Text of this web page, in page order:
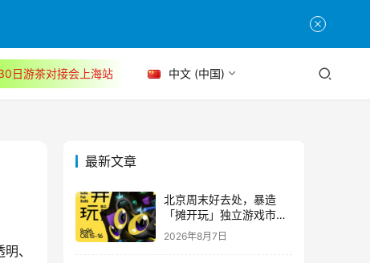
日游茶对接会上海站 中文 (中国)
、
最新文章
北京周末好去处，暴造
「摊开玩」独立游戏市集
正式开票！
2026年8月7日